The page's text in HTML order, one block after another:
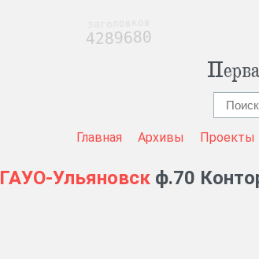
Главная Архивы Проекты
ГАУО-Ульяновск ф.70
4289680